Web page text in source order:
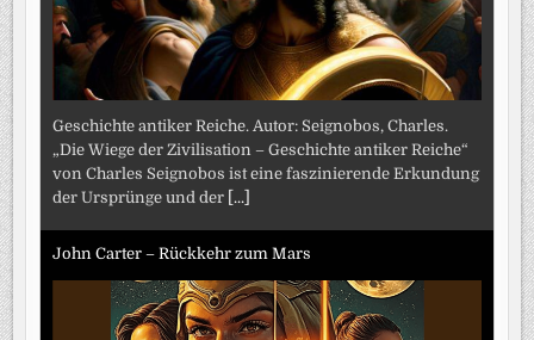
Geschichte antiker Reiche. Autor: Seignobos, Charles.
„Die Wiege der Zivilisation – Geschichte antiker Reiche“
von Charles Seignobos ist eine faszinierende Erkundung
der Ursprünge und der [...]
John Carter – Rückkehr zum Mars